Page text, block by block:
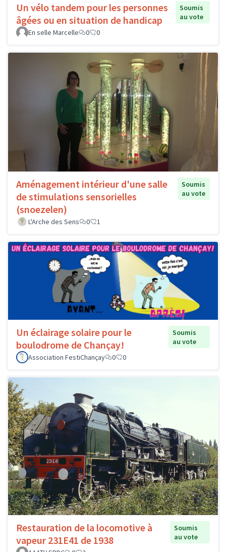
Un vélo tandem pour les personnes
âgées ou en situation de handicap
Soumis
au vote
En selle Marcelle
0 0
Aménagement intérieur d'une salle
de stimulations sensorielles
(snoezelen)
Soumis
au vote
L'Arche des Sens 0 1
Un éclairage solaire pour le
boulodrome de Chançay!
Soumis
au vote
Association FestiChançay
0 0
Restauration de la locomotive à
vapeur 231E41 de 1938
Soumis
au vote